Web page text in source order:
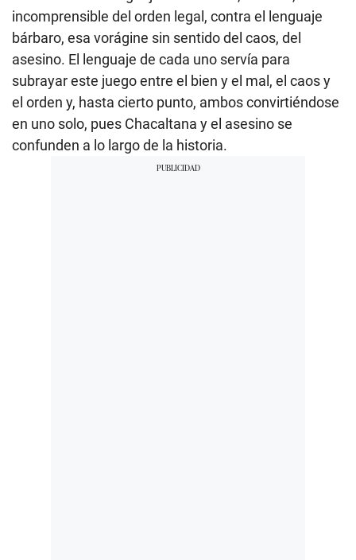
incomprensible del orden legal, contra el lenguaje
bárbaro, esa vorágine sin sentido del caos, del
asesino. El lenguaje de cada uno servía para
subrayar este juego entre el bien y el mal, el caos y
el orden y, hasta cierto punto, ambos convirtiéndose
en uno solo, pues Chacaltana y el asesino se
confunden a lo largo de la historia.